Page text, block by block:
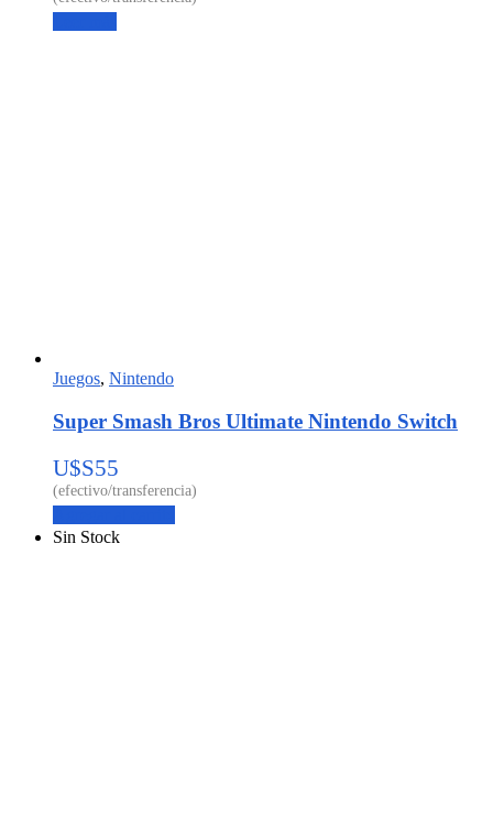
Juegos, Nintendo
Super Smash Bros Ultimate Nintendo Switch
U$S55
Sin Stock